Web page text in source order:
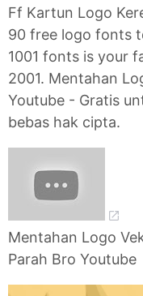
Ff Kartun Logo
90 free logo fonts
1001 fonts is your
2001. Mentahan
Youtube - Gratis
bebas hak cipta.
Mentahan Logo
Parah Bro Youtube